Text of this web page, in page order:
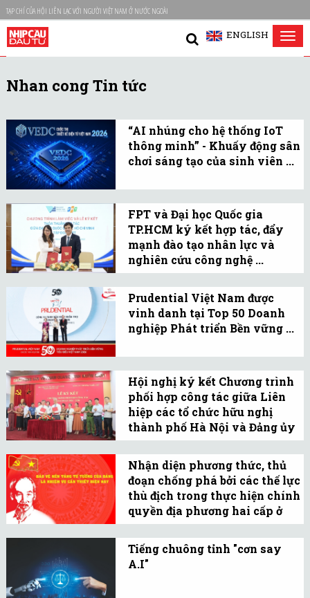
TẠP CHÍ CỦA HỘI LIÊN LẠC VỚI NGƯỜI VIỆT NAM Ở NƯỚC NGOÀI
ENGLISH
Nhan cong Tin tức
“AI nhúng cho hệ thống IoT
thông minh” - Khuấy động sân
chơi sáng tạo của sinh viên ...
hơn 1.000 sinh viên tham
gia.
FPT và Đại học Quốc gia
TP.HCM ký kết hợp tác, đẩy
mạnh đào tạo nhân lực và
nghiên cứu công nghệ ...
Sự kiện đánh dấu bước đi
quan trọng trong việc
gắn kết giữa nhà trường
và doanh nghiệp.
Prudential Việt Nam được
vinh danh tại Top 50 Doanh
nghiệp Phát triển Bền vững ...
phát triển bền vững
thông qua những đóng
góp thiết thực cho cộng
đồng.
Hội nghị ký kết Chương trình
phối hợp công tác giữa Liên
hiệp các tổ chức hữu nghị
thành phố Hà Nội và Đảng ủy
Phường Nghĩa ...
tổ chức hữu nghị thành
phố Hà Nội và Đảng ủy
Phường Nghĩa Đô ký kết
Chương trình phối hợp
công tác giai đoạn 2026-
2030.
Nhận diện phương thức, thủ
đoạn chống phá bởi các thế lực
thù địch trong thực hiện chính
quyền địa phương hai cấp ở
Việt Nam hiện ...
chống phá ngày càng
tinh vi của các thế lực
Tiếng chuông tỉnh "cơn say
A.I"